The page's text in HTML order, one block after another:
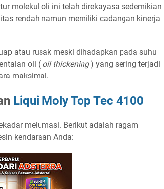
molekul oli ini telah direkayasa sedemikian
rendah namun memiliki cadangan kinerja
atau rusak meski dihadapkan pada suhu
oli ( oil thickening) yang sering terjadi
maksimal.
Liqui Moly Top Tec 4100
melumasi. Berikut adalah ragam
kendaraan Anda: